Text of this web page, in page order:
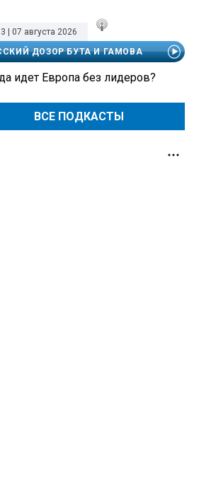
| 07 августа 2026
ДОЗОР БУТА И ГАМОВА
идет Европа без лидеров?
ВСЕ ПОДКАСТЫ